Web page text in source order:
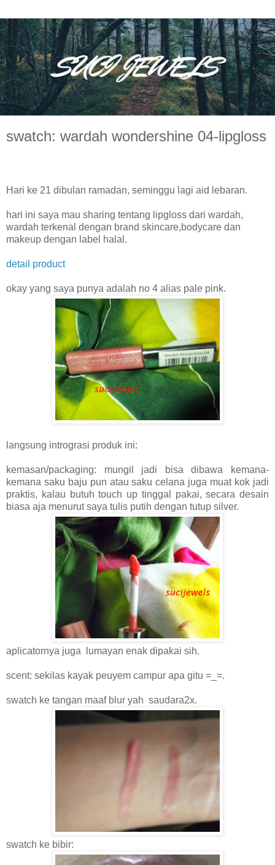
swatch: wardah wondershine 04-lipgloss
Hari ke 21 dibulan ramadan, seminggu lagi aid lebaran.
hari ini saya mau sharing tentang lipgloss dari wardah,
wardah terkenal dengan brand skincare,bodycare dan
makeup dengan label halal.
detail product
okay yang saya punya adalah no 4 alias pale pink.
langsung intrograsi produk ini:
kemasan/packaging: mungil jadi bisa dibawa kemana-
kemana saku baju pun atau saku celana juga muat kok jadi
praktis, kalau butuh touch up tinggal pakai, secara desain
biasa aja menurut saya tulis putih dengan tutup silver.
aplicatornya juga lumayan enak dipakai sih.
scent: sekilas kayak peuyem campur apa gitu =_=.
swatch ke tangan maaf blur yah saudara2x.
swatch ke bibir: